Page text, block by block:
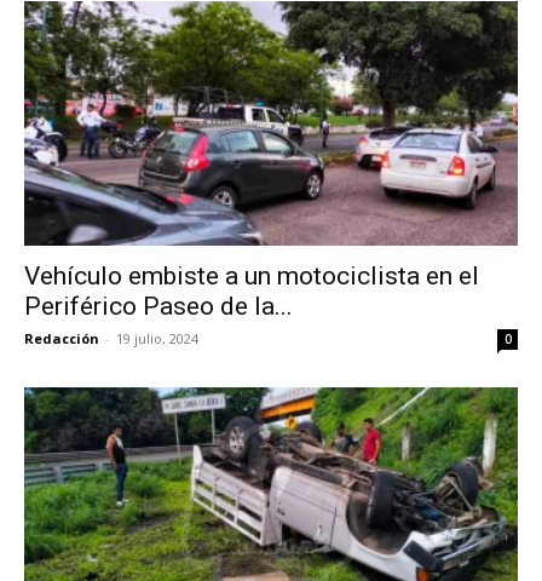
Vehículo embiste a un motociclista en el
Periférico Paseo de la...
Redacción - 19 julio, 2024 0